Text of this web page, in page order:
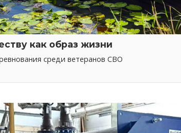
как образ жизни
среди ветеранов СВО